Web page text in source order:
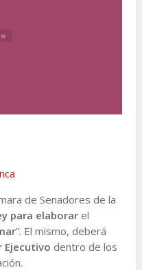
de Senadores de la
para elaborarel
”. El mismo, deberá
Ejecutivo dentro de los